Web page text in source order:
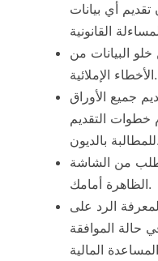
أي بيانات
البيانات من
الأخطاء الإملائية.
جميع الأوراق
خطوات التقديم
للمطالبة بالديون.
من الشاشة
الظاهرة أمامك.
الرد على
حالة الموافقة